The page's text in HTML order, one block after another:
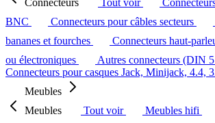
Connecteurs
Tout voir
BNC
Connecteurs pour câbles secteurs
bananes et fourches
Connecteurs haut-
ou électroniques
Autres connecteurs (DIN
Connecteurs pour casques Jack, Minijack, 4.4,
Meubles
Meubles
Tout voir Meubles hifi